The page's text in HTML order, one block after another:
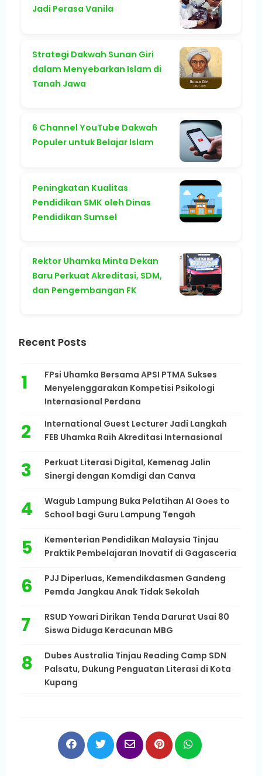
Jadi Perasa Vanila
Strategi Dakwah Sunan Giri
dalam Menyebarkan Islam di
Tanah Jawa
6 Channel YouTube Dakwah
Populer untuk Belajar Islam
Peningkatan Kualitas
Pendidikan SMK oleh Dinas
Pendidikan Sumsel
Rektor Uhamka Minta Dekan
Baru Perkuat Akreditasi, SDM,
dan Pengembangan FK
Recent Posts
FPsi Uhamka Bersama APSI PTMA Sukses
Menyelenggarakan Kompetisi Psikologi
Internasional Perdana
International Guest Lecturer Jadi Langkah
FEB Uhamka Raih Akreditasi Internasional
Perkuat Literasi Digital, Kemenag Jalin
Sinergi dengan Komdigi dan Canva
Wagub Lampung Buka Pelatihan AI Goes to
School bagi Guru Lampung Tengah
Kementerian Pendidikan Malaysia Tinjau
Praktik Pembelajaran Inovatif di Gagasceria
PJJ Diperluas, Kemendikdasmen Gandeng
Pemda Jangkau Anak Tidak Sekolah
RSUD Yowari Dirikan Tenda Darurat Usai 80
Siswa Diduga Keracunan MBG
Dubes Australia Tinjau Reading Camp SDN
Palsatu, Dukung Penguatan Literasi di Kota
Kupang